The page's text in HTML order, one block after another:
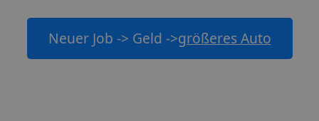
Neuer Job -> Geld ->größeres Auto